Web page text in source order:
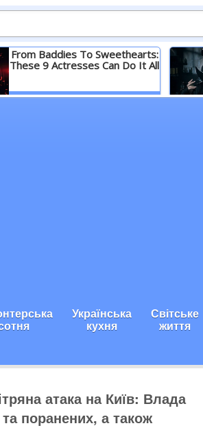
From Baddies To Sweethearts:
These 9 Actresses Can Do It All
Детальніше
Українська
кухня
Світське
життя
атака на Київ: Влада
поранених, а також